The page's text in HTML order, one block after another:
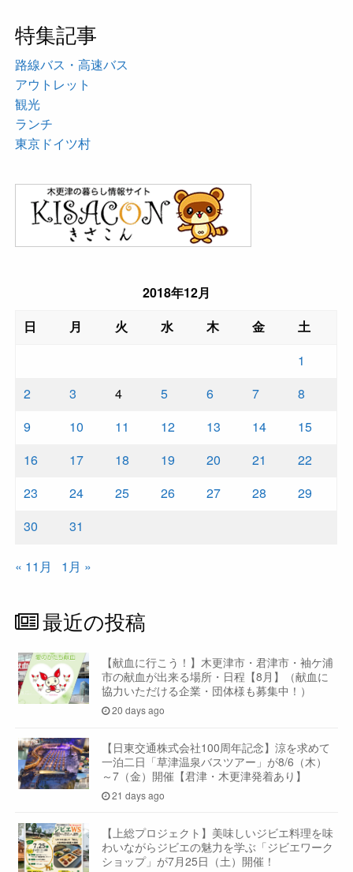
特集記事
路線バス・高速バス
アウトレット
観光
ランチ
東京ドイツ村
2018年12月
日
月 火 水 木 金
土
1
2
3 4 5 6 7
8
9
10 11 12 13 14
15
16
17 18 19 20 21
22
23
24 25 26 27 28
29
30
31
« 11月 1月 »
最近の投稿
【献血に行こう！】木更津市・君津市・袖ケ浦
市の献血が出来る場所・日程【8月】（献血に
協力いただける企業・団体様も募集中！）
20 days ago
【日東交通株式会社100周年記念】涼を求めて
一泊二日「草津温泉バスツアー」が8/6（木）
～7（金）開催【君津・木更津発着あり】
21 days ago
【上総プロジェクト】美味しいジビエ料理を味
わいながらジビエの魅力を学ぶ「ジビエワーク
ショップ」が7月25日（土）開催！